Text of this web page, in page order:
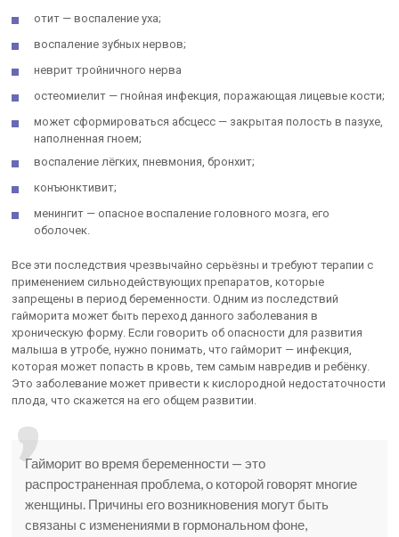
отит — воспаление уха;
воспаление зубных нервов;
неврит тройничного нерва
остеомиелит — гнойная инфекция, поражающая лицевые кости;
может сформироваться абсцесс — закрытая полость в пазухе,
наполненная гноем;
воспаление лёгких, пневмония, бронхит;
конъюнктивит;
менингит — опасное воспаление головного мозга, его
оболочек.
Все эти последствия чрезвычайно серьёзны и требуют терапии с
применением сильнодействующих препаратов, которые
запрещены в период беременности. Одним из последствий
гайморита может быть переход данного заболевания в
хроническую форму. Если говорить об опасности для развития
малыша в утробе, нужно понимать, что гайморит — инфекция,
которая может попасть в кровь, тем самым навредив и ребёнку.
Это заболевание может привести к кислородной недостаточности
плода, что скажется на его общем развитии.
Гайморит во время беременности — это
распространенная проблема, о которой говорят многие
женщины. Причины его возникновения могут быть
связаны с изменениями в гормональном фоне,